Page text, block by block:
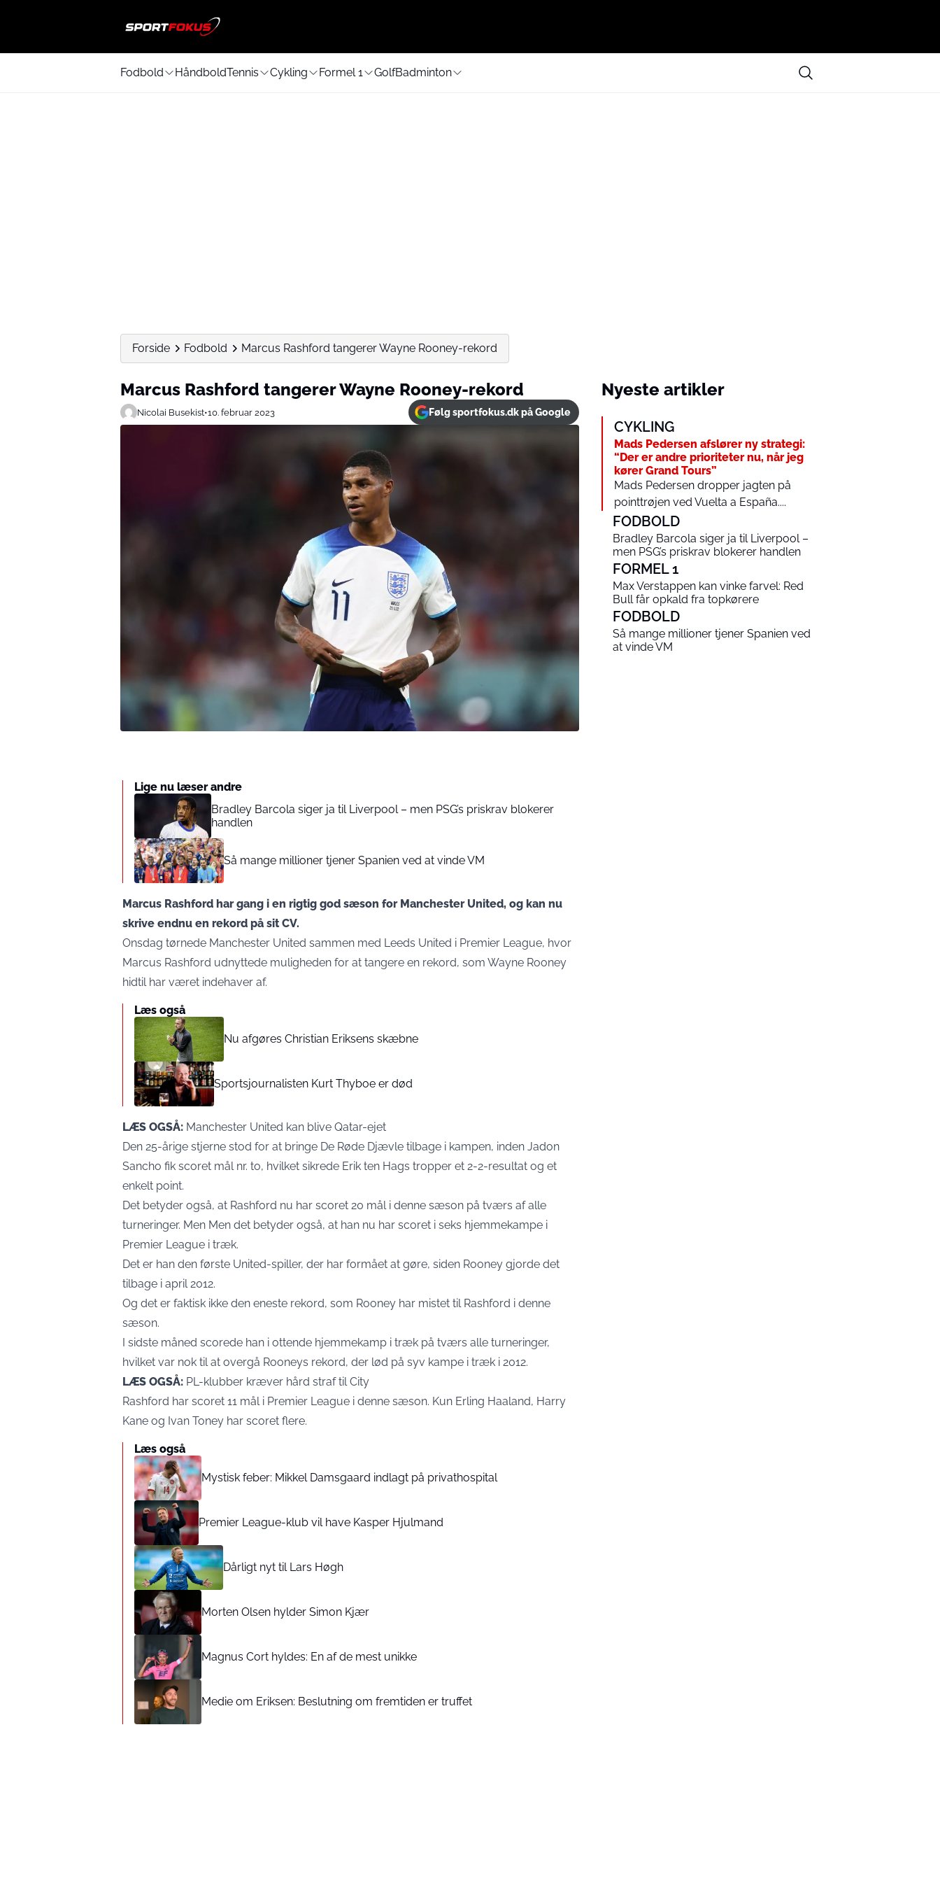
Fodbold HåndboldTennis Cykling Formel 1 GolfBadminton
Forside Fodbold Marcus Rashford tangerer Wayne Rooney-rekord
Marcus Rashford tangerer Wayne Rooney-rekord
Nicolai Busekist•10. februar 2023 Følg sportfokus.dk på Google
Lige nu læser andre
Bradley Barcola siger ja til Liverpool – men PSG’s priskrav blokerer
handlen
Så mange millioner tjener Spanien ved at vinde VM
Marcus Rashford har gang i en rigtig god sæson for Manchester United, og kan nu
skrive endnu en rekord på sit CV.
Onsdag tørnede Manchester United sammen med Leeds United i Premier League, hvor
Marcus Rashford udnyttede muligheden for at tangere en rekord, som Wayne Rooney
hidtil har været indehaver af.
Læs også
Nu afgøres Christian Eriksens skæbne
Sportsjournalisten Kurt Thyboe er død
LÆS OGSÅ: Manchester United kan blive Qatar-ejet
Den 25-årige stjerne stod for at bringe De Røde Djævle tilbage i kampen, inden Jadon
Sancho fik scoret mål nr. to, hvilket sikrede Erik ten Hags tropper et 2-2-resultat og et
enkelt point.
Det betyder også, at Rashford nu har scoret 20 mål i denne sæson på tværs af alle
turneringer. Men Men det betyder også, at han nu har scoret i seks hjemmekampe i
Premier League i træk.
Det er han den første United-spiller, der har formået at gøre, siden Rooney gjorde det
tilbage i april 2012.
Og det er faktisk ikke den eneste rekord, som Rooney har mistet til Rashford i denne
sæson.
I sidste måned scorede han i ottende hjemmekamp i træk på tværs alle turneringer,
hvilket var nok til at overgå Rooneys rekord, der lød på syv kampe i træk i 2012.
LÆS OGSÅ: PL-klubber kræver hård straf til City
Rashford har scoret 11 mål i Premier League i denne sæson. Kun Erling Haaland, Harry
Kane og Ivan Toney har scoret flere.
Læs også
Mystisk feber: Mikkel Damsgaard indlagt på privathospital
Premier League-klub vil have Kasper Hjulmand
Dårligt nyt til Lars Høgh
Morten Olsen hylder Simon Kjær
Magnus Cort hyldes: En af de mest unikke
Medie om Eriksen: Beslutning om fremtiden er truffet
Nyeste artikler
CYKLING
Mads Pedersen afslører ny strategi:
“Der er andre prioriteter nu, når jeg
kører Grand Tours”
Mads Pedersen dropper jagten på
pointtrøjen ved Vuelta a España....
FODBOLD
Bradley Barcola siger ja til Liverpool –
men PSG’s priskrav blokerer handlen
FORMEL 1
Max Verstappen kan vinke farvel: Red
Bull får opkald fra topkørere
FODBOLD
Så mange millioner tjener Spanien ved
at vinde VM